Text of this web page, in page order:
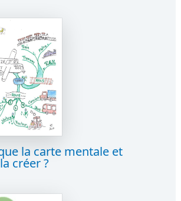
la carte mentale et
créer ?